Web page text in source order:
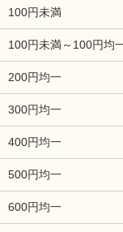
100円未満
100円未満～100円均
200円均一
300円均一
400円均一
500円均一
600円均一